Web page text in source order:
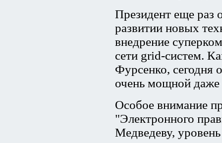
Президент еще раз
развитии новых
внедрение
сети grid-систем.
Фурсенко, сегодня
очень мощной
Особое внимание
"Электронного
Медведеву,